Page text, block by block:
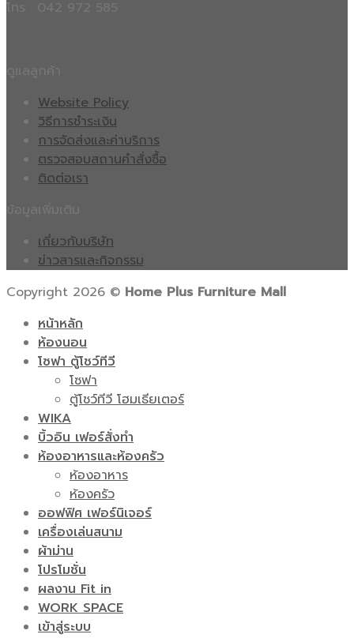
โทร : 042 972 585
Website Policy
วิธีการชำระเงิน
การจัดส่งและค่าบริการ
ตรวจสอบสถานคำสั่งซื้อ
ติดต่อเรา
เกี่ยวกับบริษัท
ข่าวสารและกิจกรรม
Copyright 2026 © Home Plus Furniture Mall
หน้าหลัก
ห้องนอน
โซฟา ตู้โชว์ทีวี
โซฟา
ตู้โชว์ทีวี โฮมเธียเตอร์
WIKA
บิ้วอิน เฟอร์สั่งทำ
ห้องอาหารและห้องครัว
ห้องอาหาร
ห้องครัว
ออฟฟิศ เฟอร์นิเจอร์
เครื่องเล่นสนาม
ผ้าม่าน
โปรโมชั่น
ผลงาน Fit in
WORK SPACE
เข้าสู่ระบบ